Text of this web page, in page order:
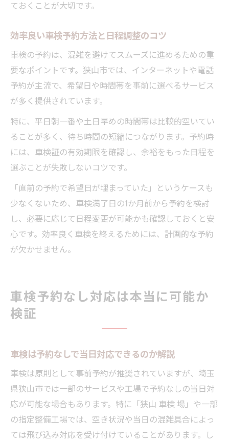
ておくことが大切です。
効率良い車検予約方法と日程調整のコツ
車検の予約は、混雑を避けてスムーズに進めるための重
要なポイントです。狭山市では、インターネットや電話
予約が主流で、希望日や時間帯を事前に選べるサービス
が多く提供されています。
特に、平日朝一番や土日早めの時間帯は比較的空いてい
ることが多く、待ち時間の短縮につながります。予約時
には、車検証の有効期限を確認し、余裕をもった日程を
選ぶことが失敗しないコツです。
「直前の予約で希望日が埋まっていた」というケースも
少なくないため、車検満了日の1か月前から予約を検討
し、必要に応じて日程変更が可能かも確認しておくと安
心です。効率良く車検を終えるためには、計画的な予約
が欠かせません。
車検予約なし対応は本当に可能か
検証
車検は予約なしで当日対応できるのか解説
車検は原則として事前予約が推奨されていますが、埼玉
県狭山市では一部のサービスや工場で予約なしの当日対
応が可能な場合もあります。特に「狭山 車検 場」や一部
の指定整備工場では、空き状況や当日の混雑具合によっ
ては飛び込み対応を受け付けていることがあります。し